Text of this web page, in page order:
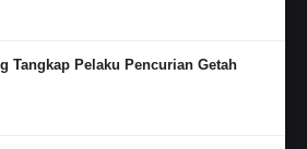
Tangkap Pelaku Pencurian Getah